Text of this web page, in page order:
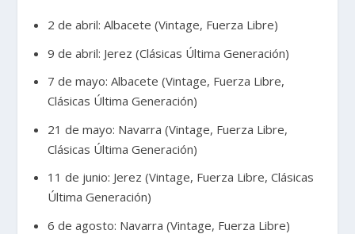
2 de abril: Albacete (Vintage, Fuerza Libre)
9 de abril: Jerez (Clásicas Última Generación)
7 de mayo: Albacete (Vintage, Fuerza Libre,
Clásicas Última Generación)
21 de mayo: Navarra (Vintage, Fuerza Libre,
Clásicas Última Generación)
11 de junio: Jerez (Vintage, Fuerza Libre, Clásicas
Última Generación)
6 de agosto: Navarra (Vintage, Fuerza Libre)